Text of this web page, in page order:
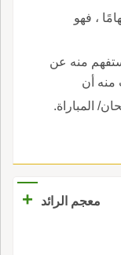
، فهو
منه عن
منه أن
المباراة.
معجم الرائد +